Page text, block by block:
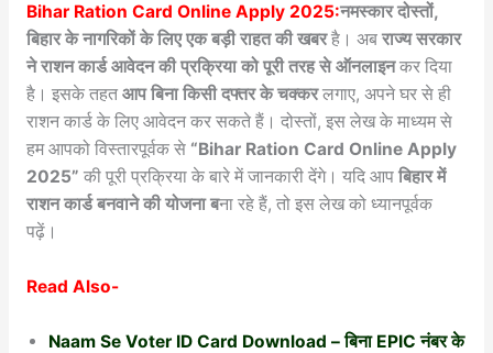
Bihar Ration Card Online Apply 2025:नमस्कार दोस्तों,
बिहार के नागरिकों के लिए एक बड़ी राहत की खबरहै। अब राज्य सरकार
ने राशन कार्ड आवेदन की प्रक्रिया को पूरी तरह से ऑनलाइनकर दिया
है। इसके तहत आप बिना किसी दफ्तर के चक्करलगाए, अपने घर से ही
राशन कार्ड के लिए आवेदन कर सकते हैं। दोस्तों, इस लेख के माध्यम से
हम आपको विस्तारपूर्वक से “Bihar Ration Card Online Apply
2025” की पूरी प्रक्रिया के बारे में जानकारी देंगे। यदि आप बिहार में
राशन कार्ड बनवाने की योजना बना रहे हैं, तो इस लेख को ध्यानपूर्वक
पढ़ें।
Read Also-
Naam Se Voter ID Card Download – बिना EPIC नंबर के